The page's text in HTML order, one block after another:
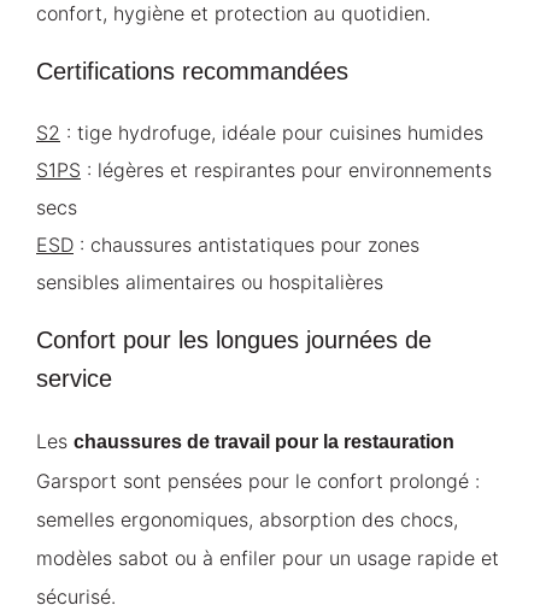
confort, hygiène et protection au quotidien.
Certifications recommandées
S2 : tige hydrofuge, idéale pour cuisines humides
S1PS : légères et respirantes pour environnements
secs
ESD : chaussures antistatiques pour zones
sensibles alimentaires ou hospitalières
Confort pour les longues journées de
service
Les chaussures de travail pour la restauration
Garsport sont pensées pour le confort prolongé :
semelles ergonomiques, absorption des chocs,
modèles sabot ou à enfiler pour un usage rapide et
sécurisé.